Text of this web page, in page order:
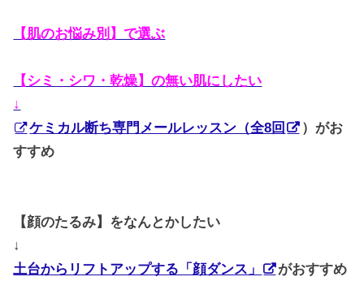
【肌のお悩み別】で選ぶ
【シミ・シワ・乾燥】の無い肌にしたい
↓
ケミカル断ち専門メールレッスン（全8回
）がお
すすめ
【顔のたるみ】をなんとかしたい
↓
土台からリフトアップする「顔ダンス」
がおすすめ